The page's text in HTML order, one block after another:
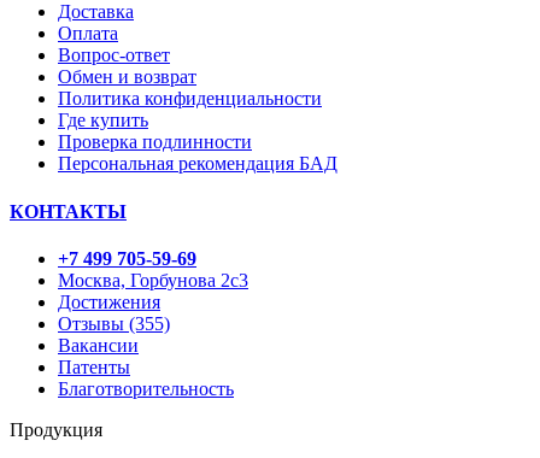
Доставка
Оплата
Вопрос-ответ
Обмен и возврат
Политика конфиденциальности
Где купить
Проверка подлинности
Персональная рекомендация БАД
КОНТАКТЫ
+7 499 705-59-69
Москва, Горбунова 2с3
Достижения
Отзывы (355)
Вакансии
Патенты
Благотворительность
Продукция